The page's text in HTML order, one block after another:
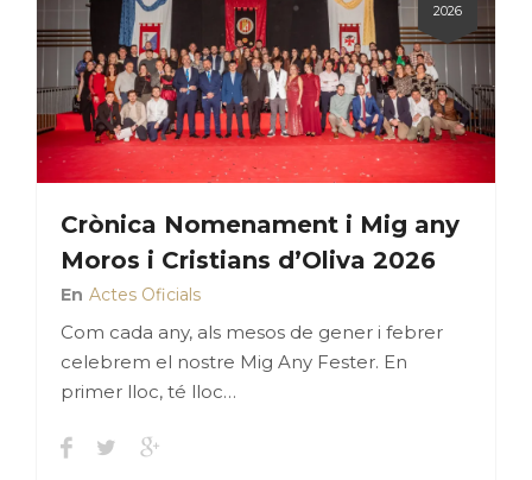
2026
Crònica Nomenament i Mig any
Moros i Cristians d’Oliva 2026
En Actes Oficials
Com cada any, als mesos de gener i febrer
celebrem el nostre Mig Any Fester. En
primer lloc, té lloc…